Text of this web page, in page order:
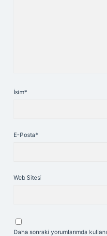
İsim*
E-Posta*
Web Sitesi
Daha sonraki yorumlarımda